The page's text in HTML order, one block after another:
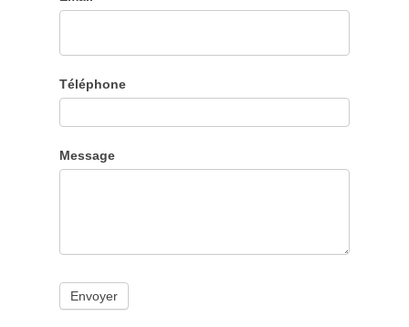
Téléphone
Message
Envoyer